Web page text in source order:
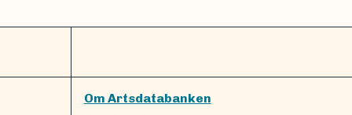
Om Artsdatabanken